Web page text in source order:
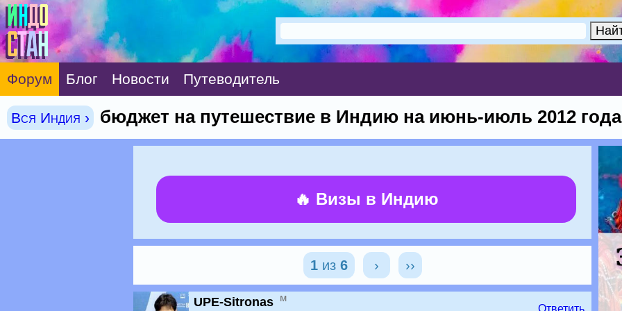
Форум Блог Новости Путеводитель
Вся Индия › бюджет на путешествие в Индию на июнь-июль 2012 года
🔥 Визы в Индию
1из 6 › ››
UPE-Sitronas м
Ответить